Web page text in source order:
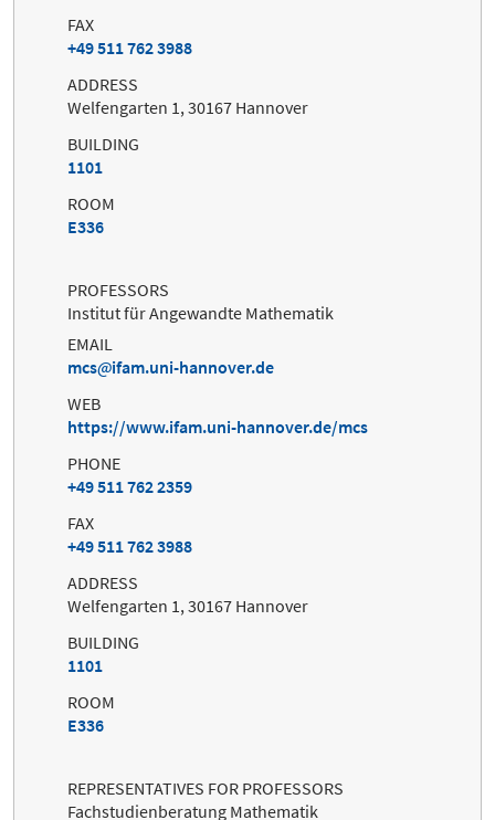
FAX
+49 511 762 3988
ADDRESS
Welfengarten 1, 30167 Hannover
BUILDING
1101
ROOM
E336
PROFESSORS
Institut für Angewandte Mathematik
EMAIL
mcs
ifam.uni-hannover.de
WEB
https://www.ifam.uni-hannover.de/mcs
PHONE
+49 511 762 2359
FAX
+49 511 762 3988
ADDRESS
Welfengarten 1, 30167 Hannover
BUILDING
1101
ROOM
E336
REPRESENTATIVES FOR PROFESSORS
Fachstudienberatung Mathematik